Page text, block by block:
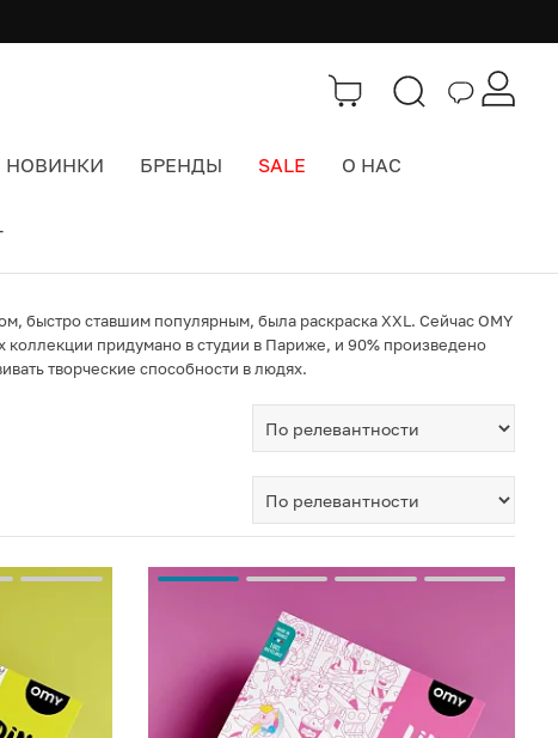
НОВИНКИ БРЕНДЫ SALE О НАС
быстро ставшим популярным, была раскраска XXL. Сейчас OMY
придумано в студии в Париже, и 90% произведено
творческие способности в людях.